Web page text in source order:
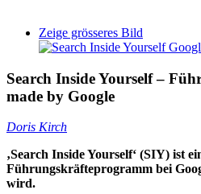
Zeige grösseres Bild
Search Inside Yourself –
made by Google
Doris Kirch
‚Search Inside Yourself‘ (SIY) ist
Führungskräfteprogramm bei
wird.